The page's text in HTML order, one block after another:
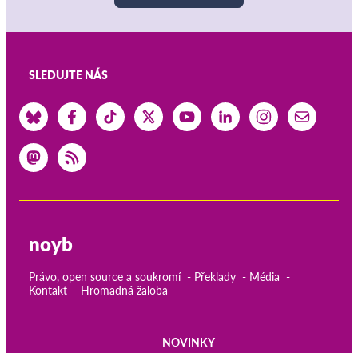
SLEDUJTE NÁS
noyb
Právo, open source a soukromí Překlady
Média
Kontakt
Hromadná žaloba
NOVINKY